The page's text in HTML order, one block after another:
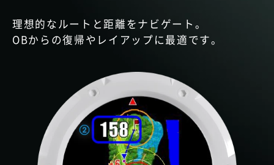
理想的なルートと距離をナビゲート。
OBからの復帰やレイアップに最適です。